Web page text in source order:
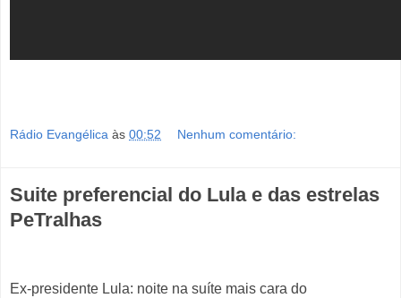
Rádio Evangélica às 00:52 Nenhum comentário:
Suite preferencial do Lula e das estrelas
PeTralhas
Ex-presidente Lula: noite na suíte mais cara do